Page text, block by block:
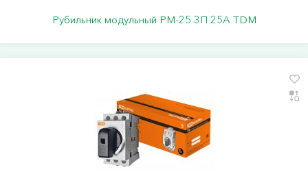
Рубильник модульный РМ-25 3П 25A TDM